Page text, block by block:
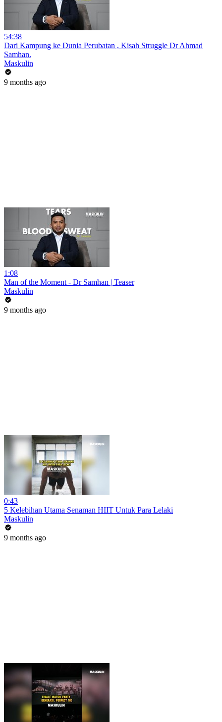
54:38
Dari Kampung ke Dunia Perubatan , Kisah Struggle Dr Ahmad
Samhan.
Maskulin
9 months ago
1:08
Man of the Moment - Dr Samhan | Teaser
Maskulin
9 months ago
0:43
5 Kelebihan Utama Senaman HIIT Untuk Para Lelaki
Maskulin
9 months ago